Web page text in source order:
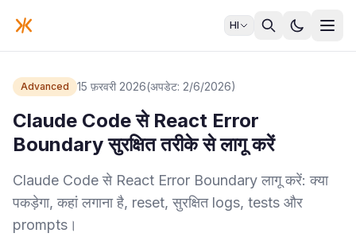
HI
Advanced 15 फ़रवरी 2026(अपडेट: 2/6/2026)
Claude Code से React Error
Boundary सुरक्षित तरीके से लागू करें
Claude Code से React Error Boundary लागू करें: क्या
पकड़ेगा, कहां लगाना है, reset, सुरक्षित logs, tests और
prompts।